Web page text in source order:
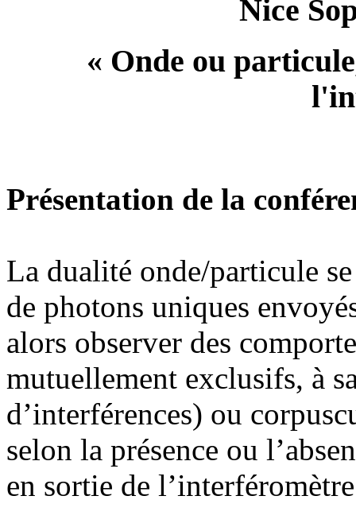
Nice
« Onde ou
Présentation de la
La dualité onde/particule
de photons uniques
alors observer des
mutuellement exclusifs, à
d’interférences) ou
selon la présence ou
en sortie de